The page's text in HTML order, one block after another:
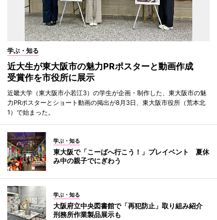
学ぶ・知る
近大生が東大阪市の魅力PRポスターと動画作成
受賞作を市役所に展示
近畿大学（東大阪市小若江3）の学生が企画・制作した、東大阪市の魅
力PRポスターとショート動画の掲出が8月3日、東大阪市役所（荒本北
1）で始まった。
学ぶ・知る
東大阪で「こーばへ行こう！」プレイベント 夏休
み中の親子でにぎわう
学ぶ・知る
大阪府立中央図書館で「再犯防止」取り組み紹介
刑務所作業製品展示も